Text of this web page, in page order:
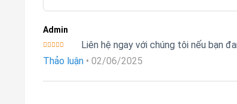
Admin
Được xếp
hạng55
Liên hệ ngay với chúng tôi nếu bạn
Thảo luận • 02/06/2025